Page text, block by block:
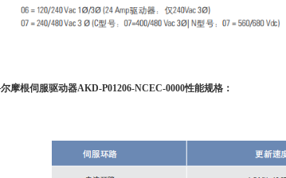
摩根伺服驱动器AKD-P01206-NCEC-0000性能规格：